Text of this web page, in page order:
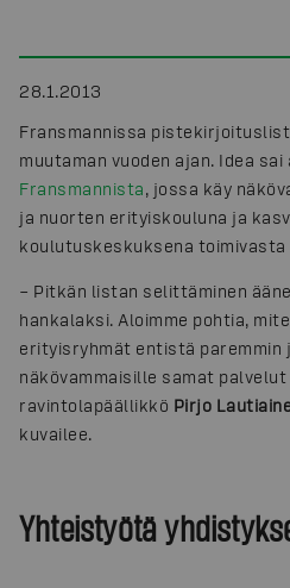
28.1.2013
Fransmannissa
muutaman vuoden ajan. Idea sai
Fransmannista, jossa käy
ja nuorten erityiskouluna ja
koulutuskeskuksena
– Pitkän listan selittäminen
hankalaksi. Aloimme pohtia,
erityisryhmät entistä paremmin
näkövammaisille samat
ravintolapäällikkö Pirjo
kuvailee.
Yhteistyötä